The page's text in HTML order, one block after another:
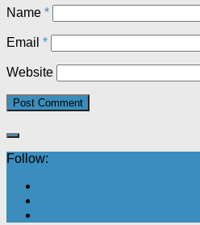
Name *
Email *
Website
Follow: